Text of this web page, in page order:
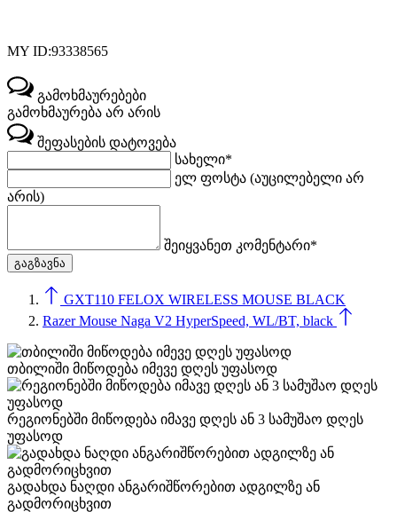
MY ID:93338565
გამოხმაურებები
გამოხმაურება არ არის
შეფასების დატოვება
სახელი*
ელ ფოსტა (აუცილებელი არ
არის)
შეიყვანეთ კომენტარი*
GXT110 FELOX WIRELESS MOUSE BLACK
Razer Mouse Naga V2 HyperSpeed, WL/BT, black
თბილიში მიწოდება იმევე დღეს უფასოდ
რეგიონებში მიწოდება იმავე დღეს ან 3 სამუშაო დღეს
უფასოდ
გადახდა ნაღდი ანგარიშწორებით ადგილზე ან
გადმორიცხვით